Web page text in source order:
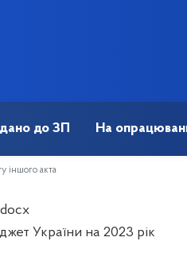
до ЗП На
іншого акта
України на 2023 рік